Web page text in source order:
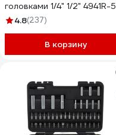
головками 1/4" 1/2" 4941R-5
4.8(237)
В корзину